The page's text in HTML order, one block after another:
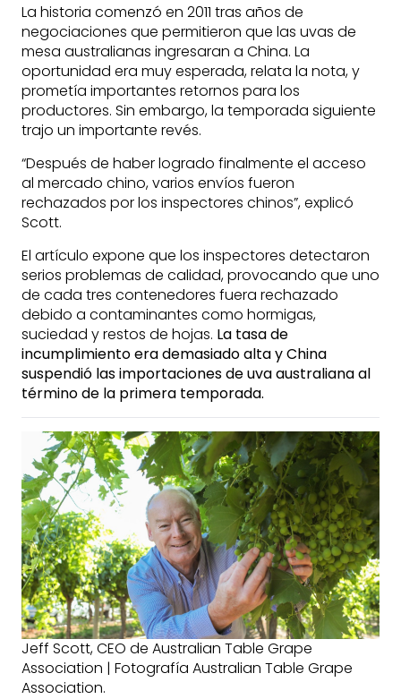
La historia comenzó en 2011 tras años de
negociaciones que permitieron que las uvas de
mesa australianas ingresaran a China. La
oportunidad era muy esperada, relata la nota, y
prometía importantes retornos para los
productores. Sin embargo, la temporada siguiente
trajo un importante revés.
“Después de haber logrado finalmente el acceso
al mercado chino, varios envíos fueron
rechazados por los inspectores chinos”, explicó
Scott.
El artículo expone que los inspectores detectaron
serios problemas de calidad, provocando que uno
de cada tres contenedores fuera rechazado
debido a contaminantes como hormigas,
suciedad y restos de hojas. La tasa de
incumplimiento era demasiado alta y China
suspendió las importaciones de uva australiana al
término de la primera temporada.
Jeff Scott, CEO de Australian Table Grape
Association | Fotografía Australian Table Grape
Association.